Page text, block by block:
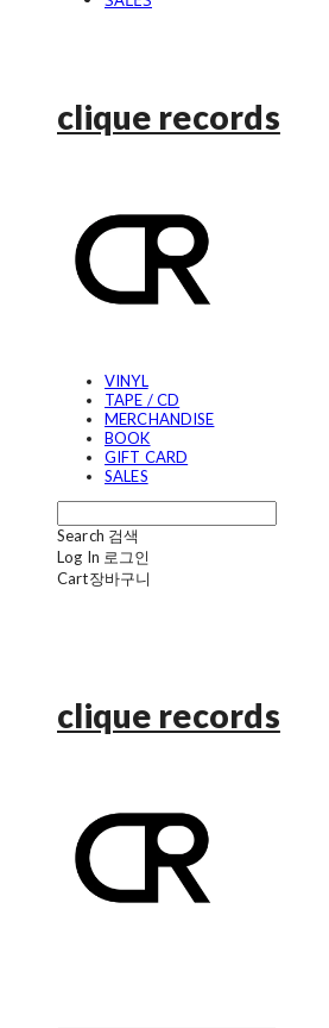
clique records
VINYL
TAPE / CD
MERCHANDISE
BOOK
GIFT CARD
SALES
Search 검색
Log In 로그인
Cart장바구니
clique records